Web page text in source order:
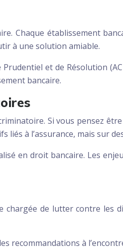
Chaque établissement
à une solution amiable.
et de Résolution
bancaire.
Si vous pensez
à l’assurance, mais sur
en droit bancaire. Les
de lutter contre les
à